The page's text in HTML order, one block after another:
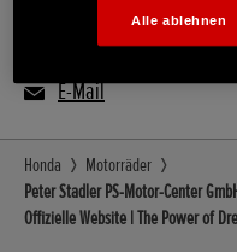
E-Mail
Honda
Motorräder
Peter Stadler PS-Motor-Center
Offizielle Website | The Power of
Alle ablehnen